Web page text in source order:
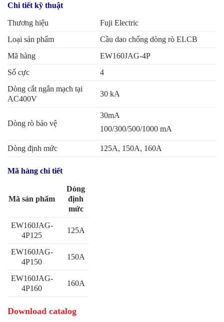
Chi tiết kỹ thuật
Thương hiệu
Fuji Electric
Loại sản phẩm
Cầu dao chống dòng rò ELCB
Mã hàng
EW160JAG-4P
Số cực
4
Dòng cắt ngắn mạch tại
AC400V
30 kA
Dòng rò bảo vệ
30mA
100/300/500/1000 mA
Dòng định mức 125A, 150A, 160A
Mã hàng chi tiết
Mã sản phẩm
Dòng
định
mức
EW160JAG-
4P125
125A
EW160JAG-
4P150
150A
EW160JAG-
4P160
160A
Download catalog